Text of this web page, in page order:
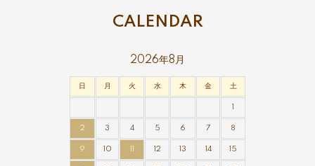
CALENDAR
2026年8月
日 月 火 水 木 金 土
1
2 3 4 5 6 7 8
9 10 11 12 13 14 15